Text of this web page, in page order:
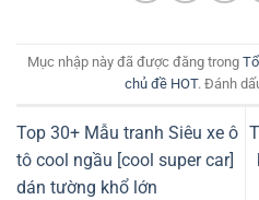
Mục nhập này đã được đăng trong
chủ đề HOT. Đánh
Top 30+ Mẫu tranh Siêu xe ô
tô cool ngầu [cool super car]
dán tường khổ lớn